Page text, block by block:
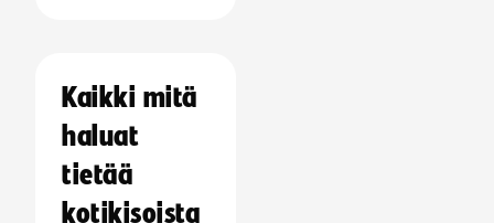
Kaikki mitä
haluat
tietää
kotikisoista